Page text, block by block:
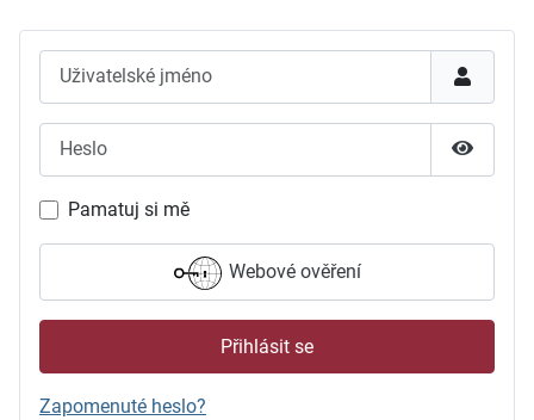
Pamatuj si mě
Webové ověření
Přihlásit se
Zapomenuté heslo?